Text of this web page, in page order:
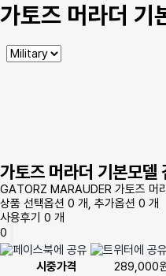
가토즈 머라더
가토즈 머라더 기본모
GATORZ MARAUDER 가토즈 머
상품 선택옵션 0 개, 추가옵션 0 개
사용후기 0 개
0
시중가격
289,000